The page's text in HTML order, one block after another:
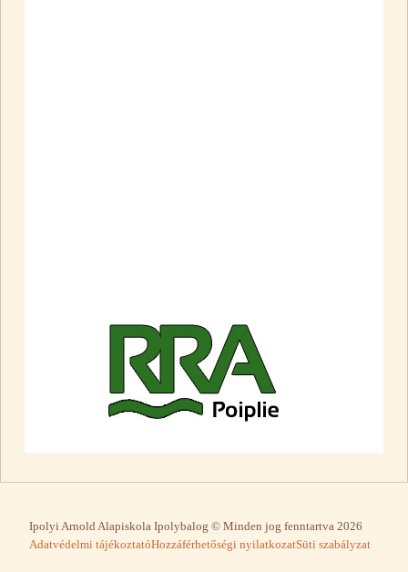
Ipolyi Arnold Alapiskola Ipolybalog © Minden jog fenntartva 2026
Adatvédelmi tájékoztatóHozzáférhetőségi nyilatkozatSüti szabályzat